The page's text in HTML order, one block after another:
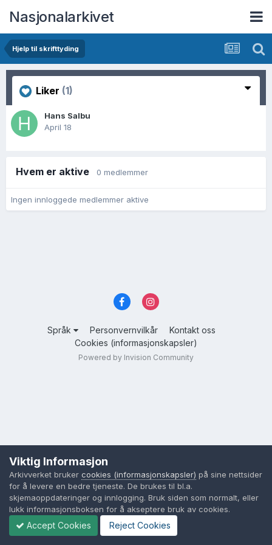
Nasjonalarkivet
Hjelp til skrifttyding
Liker (1)
Hans Salbu
April 18
Hvem er aktive 0 medlemmer
Ingen innloggede medlemmer aktive
Språk Personvernvilkår
Kontakt oss
Cookies (informasjonskapsler)
Powered by Invision Community
Viktig Informasjon
Arkivverket bruker cookies (informasjonskapsler) på sine nettsider
for å levere en bedre tjeneste. De brukes til bl.a.
skjemaoppdateringer og innlogging. Bruk siden som normalt, eller
lukk informasjonsboksen for å akseptere bruk av cookies.
Accept Cookies Reject Cookies